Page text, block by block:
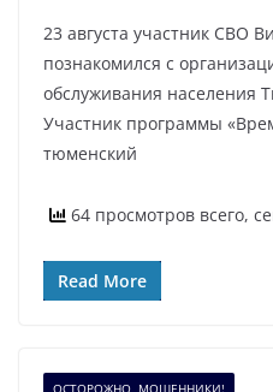
23 августа участник СВО
познакомился с
обслуживания населения
Участник программы
тюменский
64 просмотров всего,
Read More
ОСТОРОЖНО, МОШЕННИКИ!